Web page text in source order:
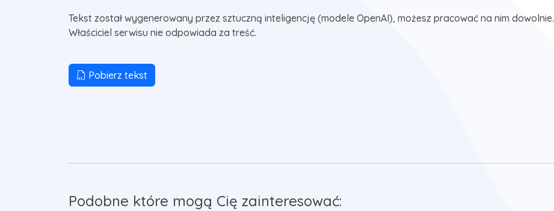
Tekst został wygenerowany przez sztuczną inteligencję (modele OpenAI), możesz pracować na nim dowolnie.
Właściciel serwisu nie odpowiada za treść.
Pobierz tekst
Podobne które mogą Cię zainteresować: